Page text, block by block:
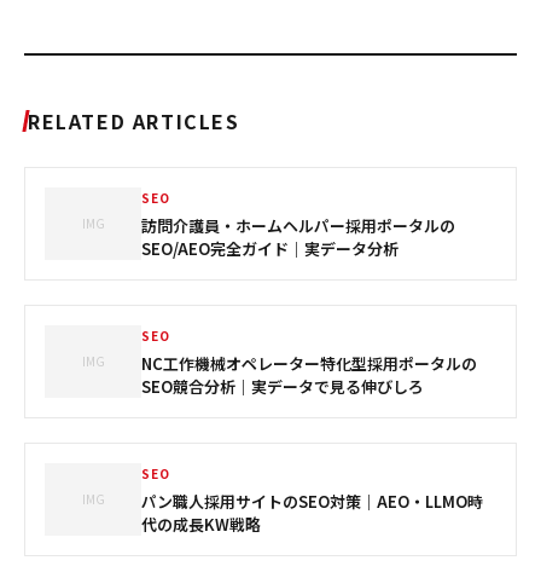
RELATED ARTICLES
IMG
SEO
訪問介護員・ホームヘルパー採用ポータルの
SEO/AEO完全ガイド｜実データ分析
IMG
SEO
NC工作機械オペレーター特化型採用ポータルの
SEO競合分析｜実データで見る伸びしろ
IMG
SEO
パン職人採用サイトのSEO対策｜AEO・LLMO時
代の成長KW戦略